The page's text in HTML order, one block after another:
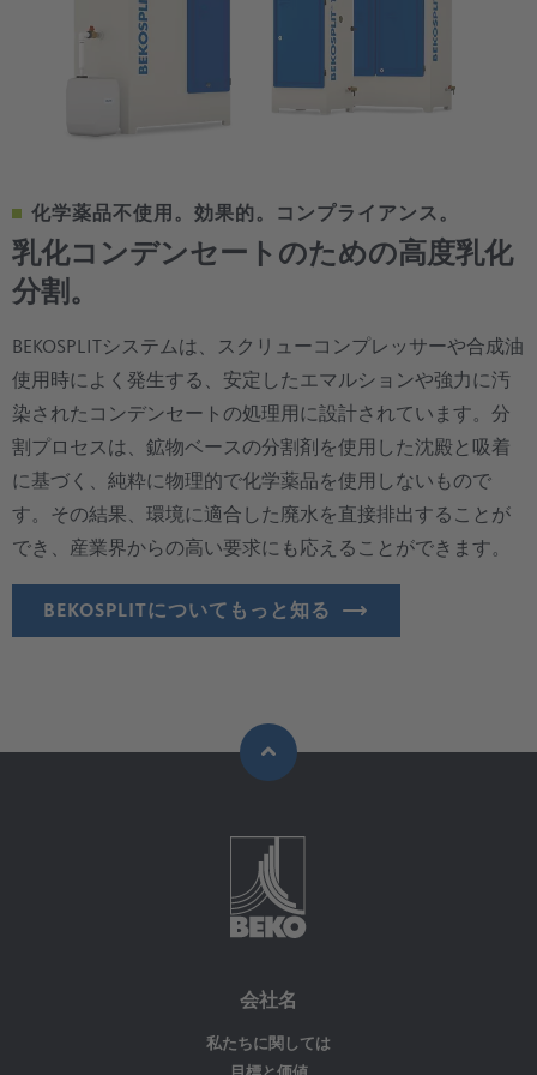
化学薬品不使用。効果的。コンプライアンス。
乳化コンデンセートのための高度乳化
分割。
BEKOSPLITシステムは、スクリューコンプレッサーや合成油
使用時によく発生する、安定したエマルションや強力に汚
染されたコンデンセートの処理用に設計されています。分
割プロセスは、鉱物ベースの分割剤を使用した沈殿と吸着
に基づく、純粋に物理的で化学薬品を使用しないもので
す。その結果、環境に適合した廃水を直接排出することが
でき、産業界からの高い要求にも応えることができます。
BEKOSPLITについてもっと知る
会社名
私たちに関しては